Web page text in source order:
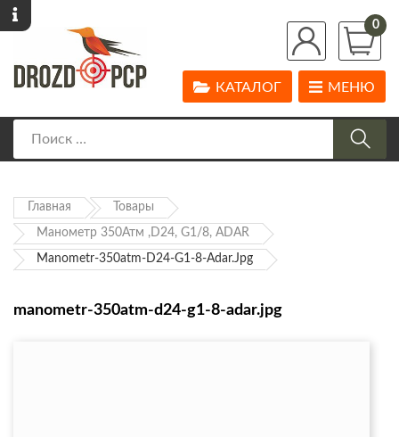
0
МЕНЮ
КАТАЛОГ
Главная Товары
Манометр 350Атм ,D24, G1/8, ADAR
Manometr-350atm-D24-G1-8-Adar.jpg
manometr-350atm-d24-g1-8-adar.jpg